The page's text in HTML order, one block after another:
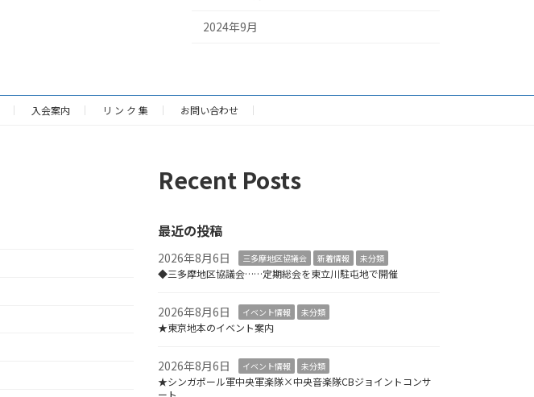
2024年9月
入会案内 リ ン ク 集 お問い合わせ
Recent Posts
最近の投稿
2026年8月6日 三多摩地区協議会 新着情報 未分類
◆三多摩地区協議会……定期総会を東立川駐屯地で開催
2026年8月6日 イベント情報 未分類
★東京地本のイベント案内
2026年8月6日 イベント情報 未分類
★シンガポール軍中央軍楽隊×中央音楽隊CBジョイントコンサ